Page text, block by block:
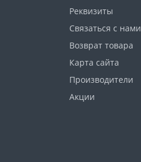
Реквизиты
Связаться с нами
Возврат товара
Карта сайта
Производители
Акции